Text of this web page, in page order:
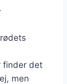
finder det
men